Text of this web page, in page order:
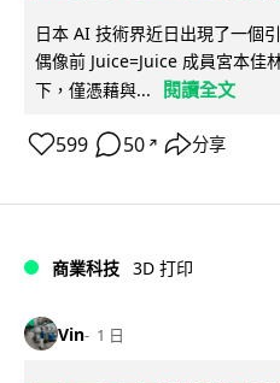
日本 AI 技術界近日出現了一個
偶像前 Juice=Juice 成員宮本佳
下，僅憑藉與...
閱讀全文
599 50 ↗ 分享
商業科技 3D 打印
Vin 1 日